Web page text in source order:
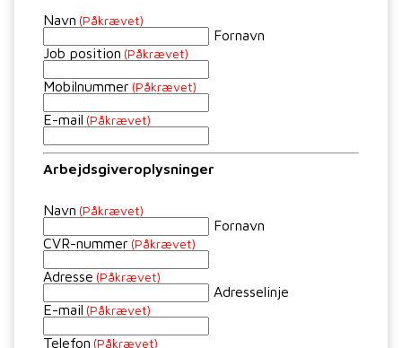
Navn (Påkrævet)
Fornavn
Job position (Påkrævet)
Mobilnummer (Påkrævet)
E-mail (Påkrævet)
Arbejdsgiveroplysninger
Navn (Påkrævet)
Fornavn
CVR-nummer (Påkrævet)
Adresse (Påkrævet)
Adresselinje
E-mail (Påkrævet)
Telefon (Påkrævet)